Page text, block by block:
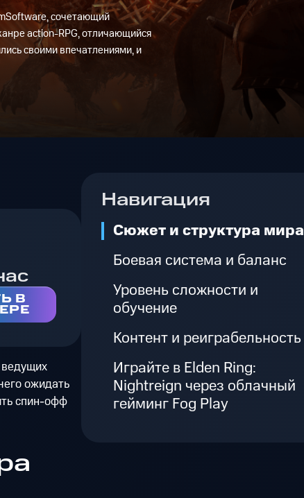
сочетающий
action-RPG, отличающийся
своими впечатлениями, и
Навигация
Сюжет и структура мира
Боевая система и баланс
Уровень сложности и
обучение
Контент и реиграбельность
Играйте в Elden Ring:
Nightreign через облачный
гейминг Fog Play
В
ожидать
спин-офф